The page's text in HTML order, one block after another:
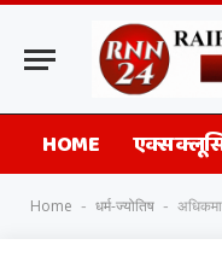
HOME
Home - धर्म-ज्योतिष - अधिकमास